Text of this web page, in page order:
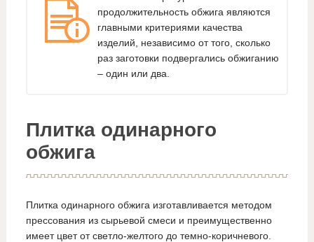
продолжительность обжига являются
главными критериями качества
изделий, независимо от того, сколько
раз заготовки подвергались обжиганию
– один или два.
Плитка одинарного
обжига
Плитка одинарного обжига изготавливается методом
прессования из сырьевой смеси и преимущественно
имеет цвет от светло-желтого до темно-коричневого.